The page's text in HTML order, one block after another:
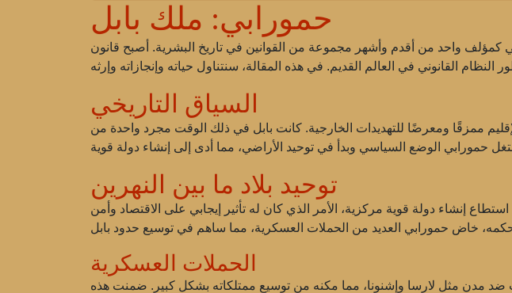
حمورابي: ملك بابل
واحد من أقدم وأشهر مجموعة من القوانين في تاريخ البشرية. أصبح قانون
السياق التاريخي
قبل الميلاد في فترة كان فيها الإقليم ممزقًا ومعرضًا للتهديدات الخارجية. كانت بابل في ذلك الوقت مجرد واحدة من
توحيد بلاد ما بين النهرين
إنشاء دولة قوية مركزية، الأمر الذي كان له تأثير إيجابي على الاقتصاد وأمن
الحملات العسكرية
ضد مدن مثل لارسا وإشنونا، مما مكنه من توسيع ممتلكاته بشكل كبير. ضمنت هذه